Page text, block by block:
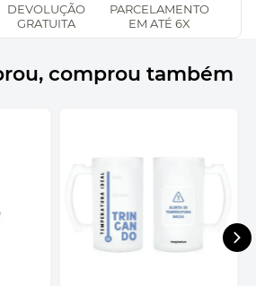
DEVOLUÇÃO
GRATUITA
PARCELAMENTO
EM ATÉ 6X
comprou também